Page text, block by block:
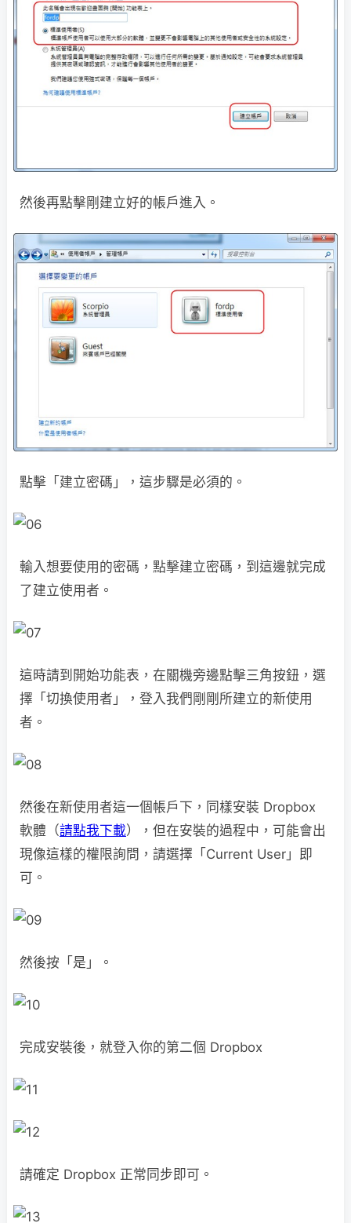
然後再點擊剛建立好的帳戶進入。
點擊「建立密碼」，這步驟是必須的。
輸入想要使用的密碼，點擊建立密碼，到這邊就完成
了建立使用者。
這時請到開始功能表，在關機旁邊點擊三角按鈕，選
擇「切換使用者」，登入我們剛剛所建立的新使用
者。
然後在新使用者這一個帳戶下，同樣安裝 Dropbox
軟體（請點我下載），但在安裝的過程中，可能會出
現像這樣的權限詢問，請選擇「Current User」即
可。
然後按「是」。
完成安裝後，就登入你的第二個 Dropbox
請確定 Dropbox 正常同步即可。